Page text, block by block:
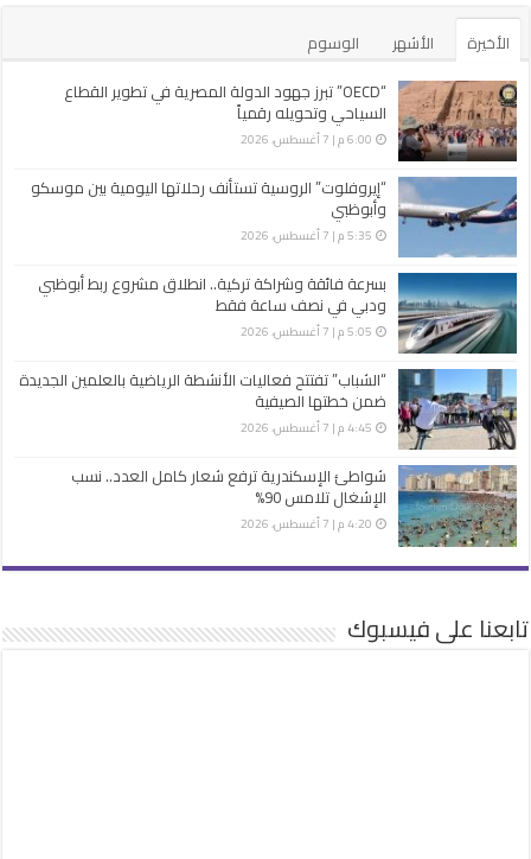
الأخيرة الأشهر
الوسوم
“OECD” تبرز جهود الدولة المصرية في تطوير القطاع
السياحي وتحويله رقمياً
6:00 م | 7 أغسطس، 2026
“إيروفلوت” الروسية تستأنف رحلاتها اليومية بين موسكو
وأبوظبي
5:35 م | 7 أغسطس، 2026
بسرعة فائقة وشراكة تركية.. انطلاق مشروع ربط أبوظبي
ودبي في نصف ساعة فقط
5:05 م | 7 أغسطس، 2026
“الشباب” تفتتح فعاليات الأنشطة الرياضية بالعلمين الجديدة
ضمن خطتها الصيفية
4:45 م | 7 أغسطس، 2026
شواطئ الإسكندرية ترفع شعار كامل العدد.. نسب
الإشغال تلامس 90%
4:20 م | 7 أغسطس، 2026
تابعنا على فيسبوك